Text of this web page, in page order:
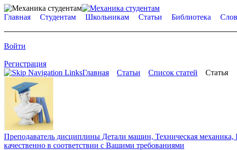
Главная Студентам Школьникам Статьи Библиотека
Войти
Регистрация
Главная
Статьи Список статей Статья
Преподаватель дисциплины Детали машин, Техническая
качественно в соответствии с Вашими требованиями